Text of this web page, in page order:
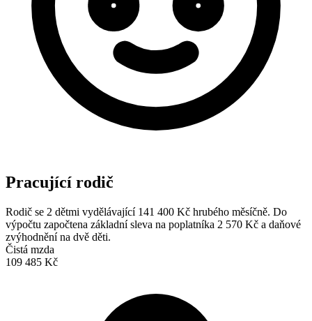
Pracující rodič
Rodič se 2 dětmi vydělávající 141 400 Kč hrubého měsíčně. Do
výpočtu započtena základní sleva na poplatníka 2 570 Kč a daňové
zvýhodnění na dvě děti.
Čistá mzda
109 485 Kč